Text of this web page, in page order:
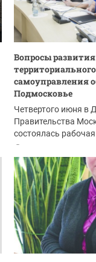
Вопросы развития
самоуправления
Подмосковье
Четвертого июня в
Правительства
состоялась
посвященная